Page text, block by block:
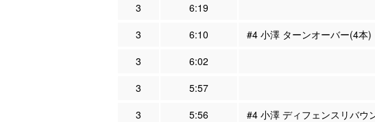
3
6:19
3
6:10
#4 小澤 ターンオーバー(4本)
3
6:02
3
5:57
3
5:56
#4 小澤 ディフェンスリバウ